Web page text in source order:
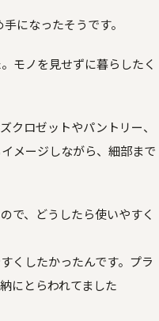
になったそうです。
モノを見せずに暮らしたく
クロゼットやパントリー、
メージしながら、細部まで
で、どうしたら使いやすく
くしたかったんです。プラ
にとらわれてました